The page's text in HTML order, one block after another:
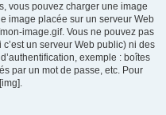
vous pouvez charger une image
image placée sur un serveur Web
image.gif. Vous ne pouvez pas
un serveur Web public) ni des
exemple : boîtes
par un mot de passe, etc. Pour